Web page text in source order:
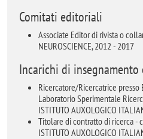
Comitati editoriali
Associate Editor di rivista o
NEUROSCIENCE, 2012 - 2017
Incarichi di insegnamento
Ricercatore/Ricercatrice
Laboratorio Sperimentale
ISTITUTO AUXOLOGICO
Titolare di contratto di ricerca -
ISTITUTO AUXOLOGICO